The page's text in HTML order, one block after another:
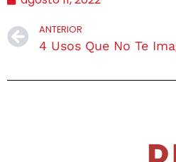
ANTERIOR